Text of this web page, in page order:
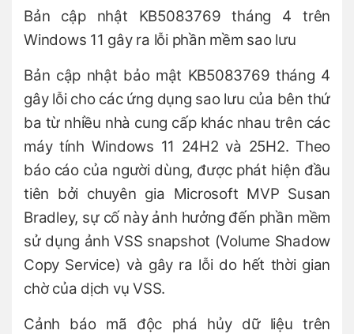
Bản cập nhật KB5083769 tháng 4 trên
Windows 11 gây ra lỗi phần mềm sao lưu
Bản cập nhật bảo mật KB5083769 tháng 4
gây lỗi cho các ứng dụng sao lưu của bên thứ
ba từ nhiều nhà cung cấp khác nhau trên các
máy tính Windows 11 24H2 và 25H2. Theo
báo cáo của người dùng, được phát hiện đầu
tiên bởi chuyên gia Microsoft MVP Susan
Bradley, sự cố này ảnh hưởng đến phần mềm
sử dụng ảnh VSS snapshot (Volume Shadow
Copy Service) và gây ra lỗi do hết thời gian
chờ của dịch vụ VSS.
Cảnh báo mã độc phá hủy dữ liệu trên